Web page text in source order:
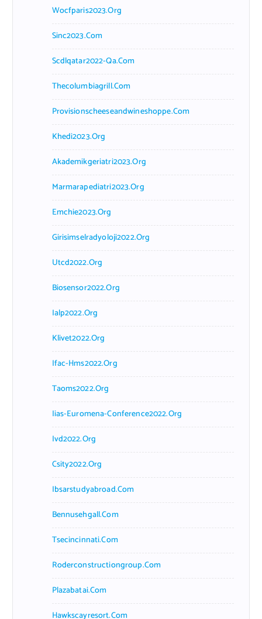
Wocfparis2023.org
Sinc2023.com
Scdlqatar2022-Qa.com
Thecolumbiagrill.com
Provisionscheeseandwineshoppe.com
Khedi2023.org
Akademikgeriatri2023.org
Marmarapediatri2023.org
Emchie2023.org
Girisimselradyoloji2022.org
Utcd2022.org
Biosensor2022.org
Ialp2022.org
Klivet2022.org
Ifac-Hms2022.org
Taoms2022.org
Iias-Euromena-Conference2022.org
Ivd2022.org
Csity2022.org
Ibsarstudyabroad.com
Bennusehgall.com
Tsecincinnati.com
Roderconstructiongroup.com
Plazabatai.com
Hawkscayresort.com